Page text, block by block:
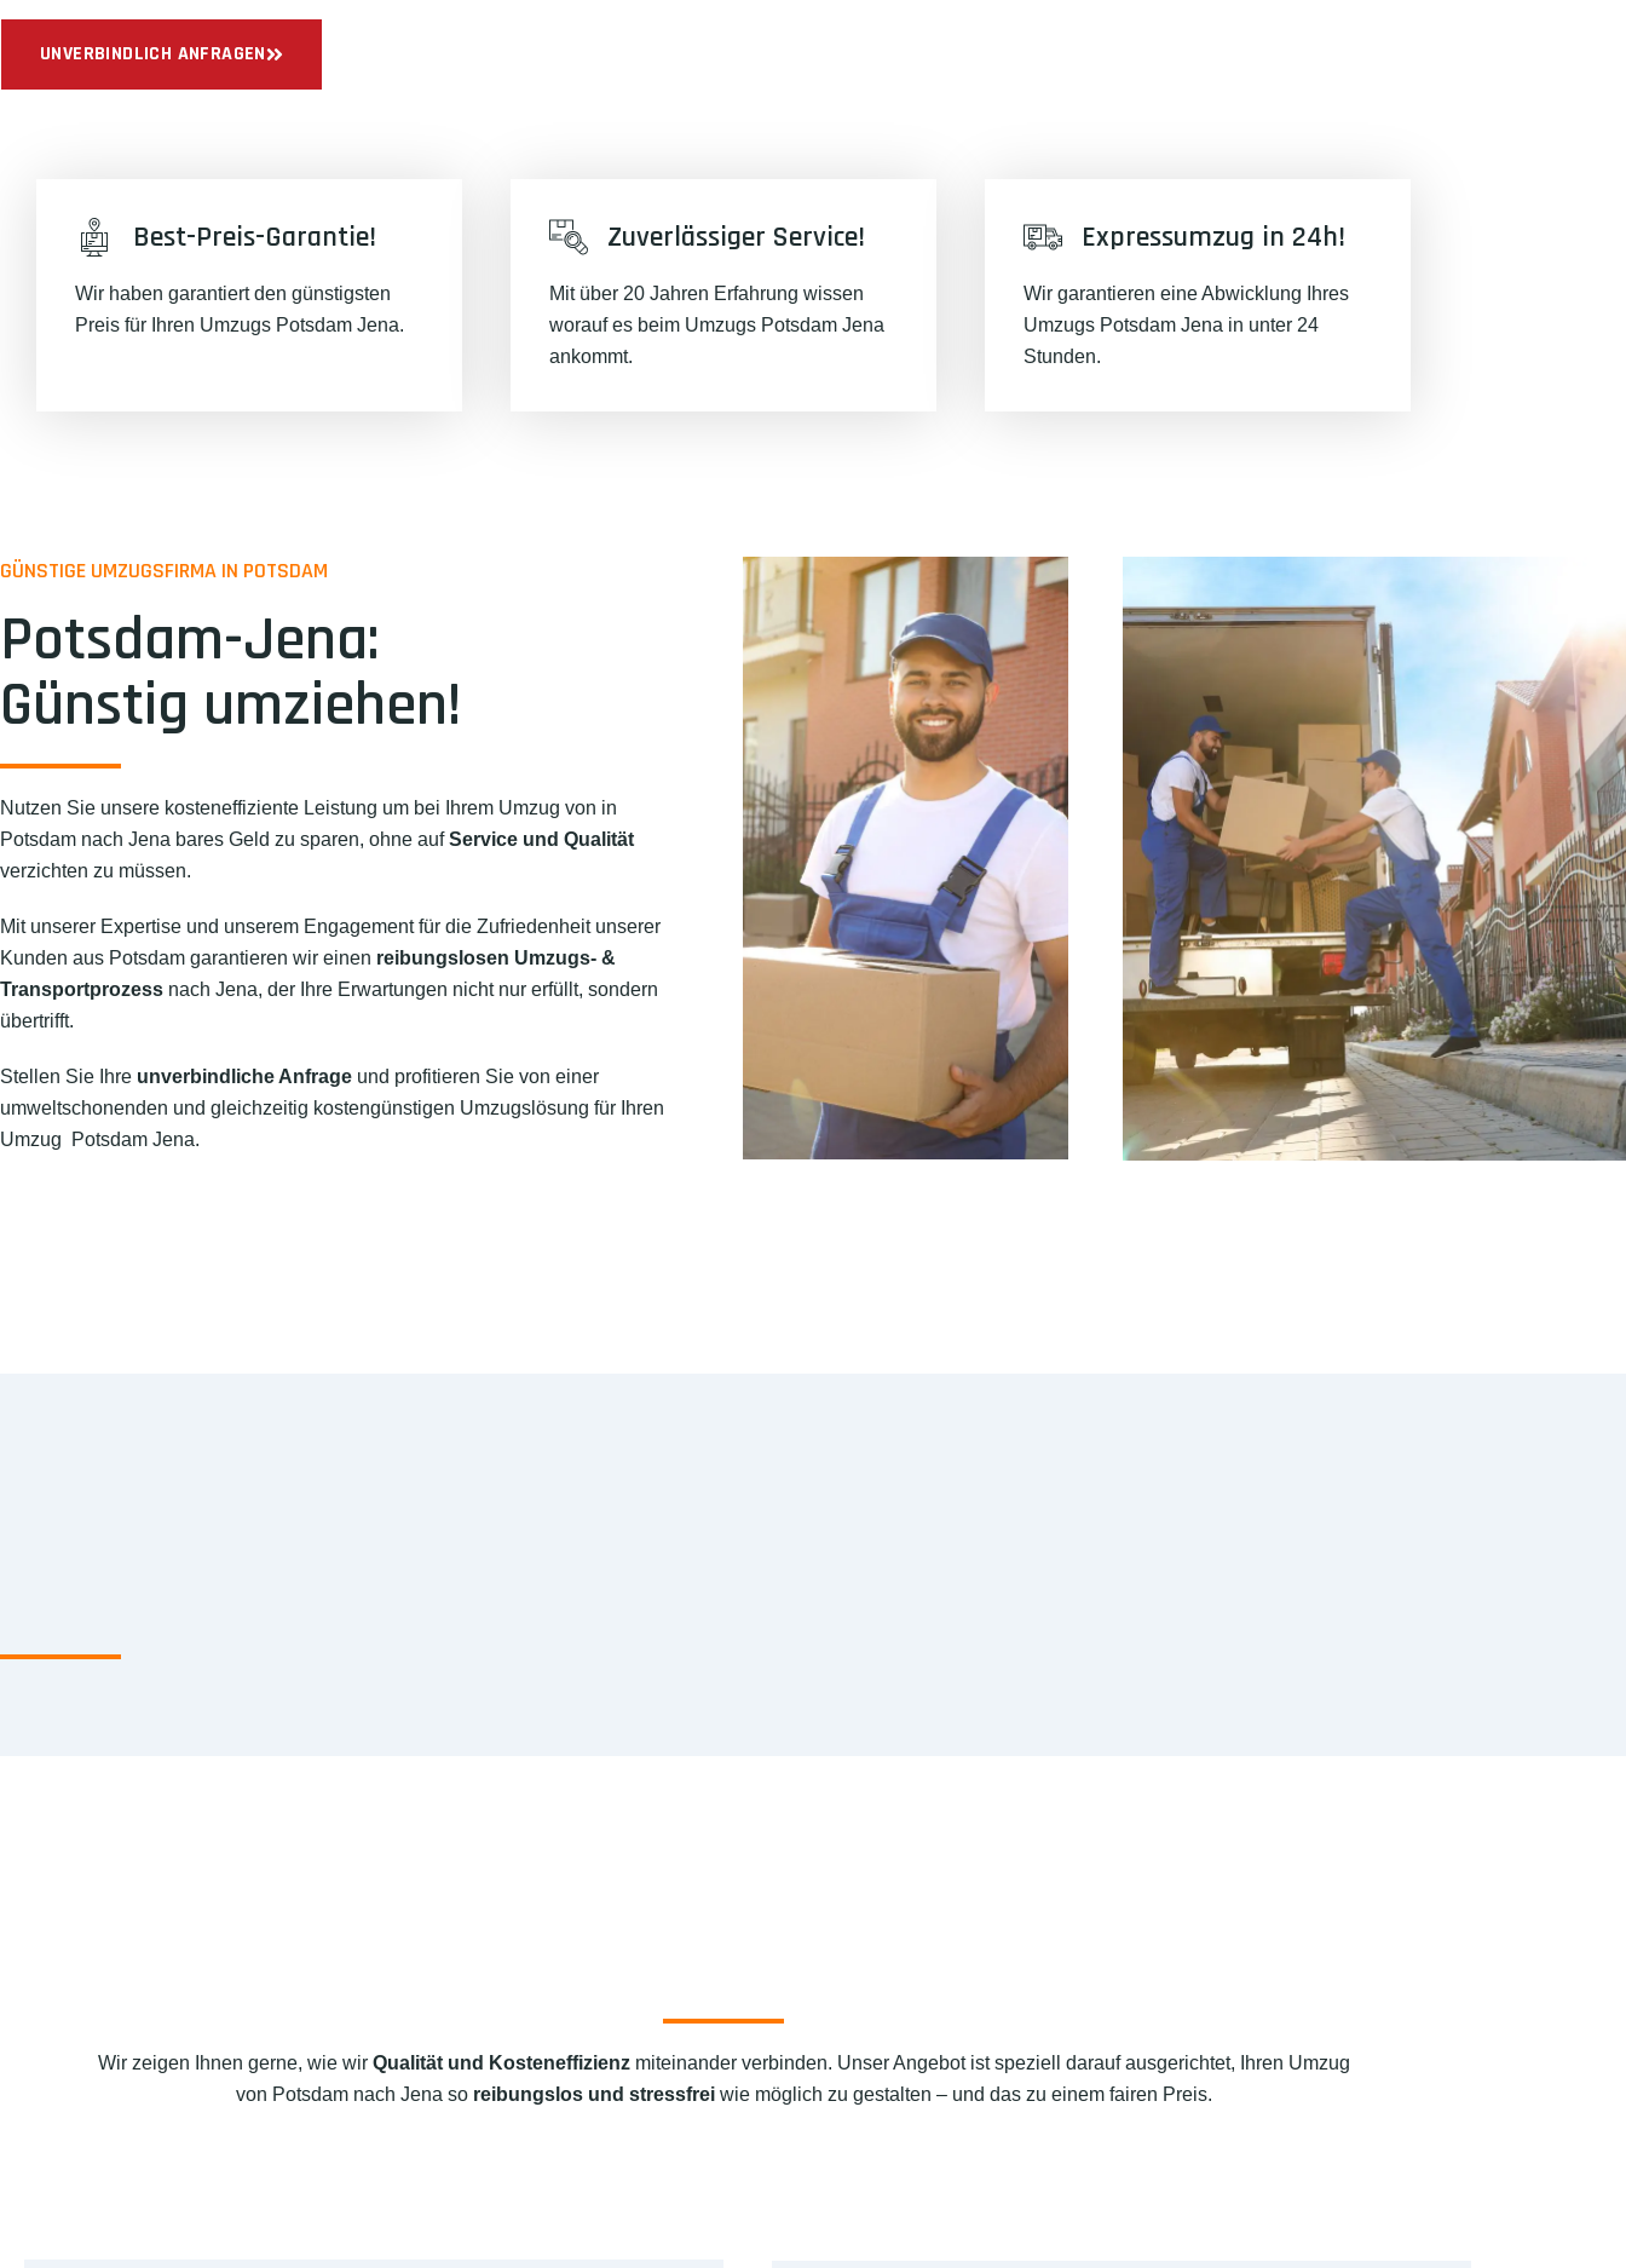
UNVERBINDLICH ANFRAGEN
Best-Preis-Garantie!
Wir haben garantiert den günstigsten
Preis für Ihren Umzugs Potsdam Jena.
Zuverlässiger Service!
Mit über 20 Jahren Erfahrung wissen
worauf es beim Umzugs Potsdam Jena
ankommt.
Expressumzug in 24h!
Wir garantieren eine Abwicklung Ihres
Umzugs Potsdam Jena in unter 24
Stunden.
GÜNSTIGE UMZUGSFIRMA IN POTSDAM
Potsdam-Jena:
Günstig umziehen!
Nutzen Sie unsere kosteneffiziente Leistung um bei Ihrem Umzug von in
Potsdam nach Jena bares Geld zu sparen, ohne aufService und Qualität
verzichten zu müssen.
Mit unserer Expertise und unserem Engagement für die Zufriedenheit unserer
Kunden aus Potsdam garantieren wir einen reibungslosen Umzugs- &
Transportprozess nach Jena, der Ihre Erwartungen nicht nur erfüllt, sondern
übertrifft.
Stellen Sie Ihre unverbindliche Anfrage und profitieren Sie von einer
umweltschonenden und gleichzeitig kostengünstigen Umzugslösung für Ihren
Umzug Potsdam Jena.
Wir zeigen Ihnen gerne, wie wir Qualität und Kosteneffizienzmiteinander verbinden. Unser Angebot ist speziell darauf ausgerichtet, Ihren Umzug
von Potsdam nach Jena so reibungslos und stressfreiwie möglich zu gestalten – und das zu einem fairen Preis.